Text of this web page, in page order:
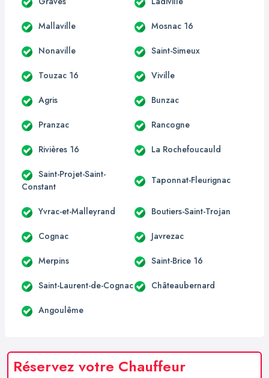
Mallaville Mosnac 16
Nonaville Saint-Simeux
Touzac 16 Viville
Agris Bunzac
Pranzac Rancogne
Rivières 16 La Rochefoucauld
Saint-Projet-Saint-
Constant
Taponnat-Fleurignac
Yvrac-et-Malleyrand Boutiers-Saint-Trojan
Cognac Javrezac
Merpins Saint-Brice 16
Saint-Laurent-de-Cognac Châteaubernard
Angoulême
Réservez votre Chauffeur